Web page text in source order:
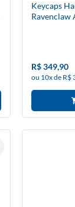
Keycaps
Ravenclaw
R$ 349,90
ou 10x de R$